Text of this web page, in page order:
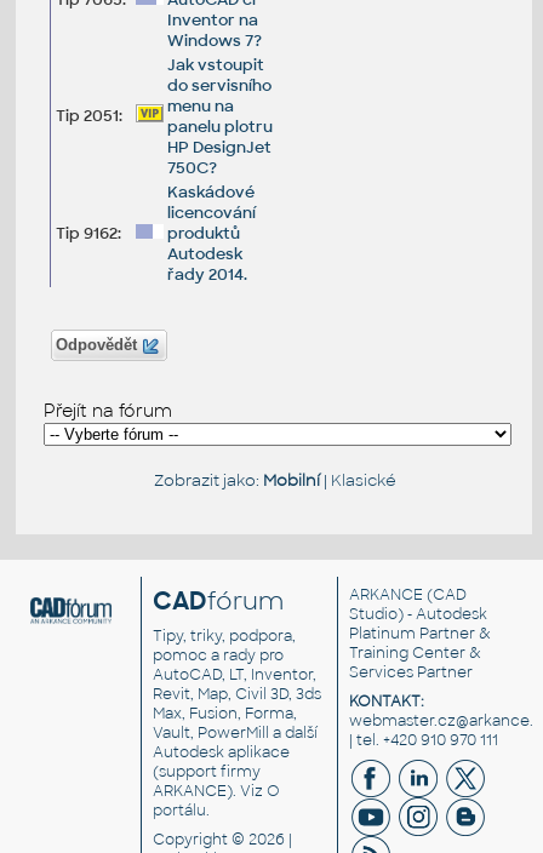
Inventor na
Windows 7?
Tip 2051:
Jak vstoupit
do servisního
menu na
panelu plotru
HP DesignJet
750C?
Tip 9162:
Kaskádové
licencování
produktů
Autodesk
řady 2014.
Odpovědět
Přejít na fórum
Zobrazit jako: Mobilní| Klasické
CADfórum
Tipy, triky, podpora,
pomoc a rady pro
AutoCAD, LT, Inventor,
Revit, Map, Civil 3D, 3ds
Max, Fusion, Forma,
Vault, PowerMill a další
Autodesk aplikace
(support firmy
ARKANCE). VizO
portálu.
Copyright © 2026 |
ARKANCE (CAD
Studio) - Autodesk
Platinum Partner &
Training Center &
Services Partner
KONTAKT:
| tel. +420 910 970 111